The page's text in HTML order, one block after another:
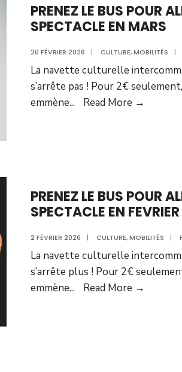
PRENEZ LE BUS POUR
SPECTACLE EN MARS
20 FÉVRIER 2026 | CULTURE,MOBILITÉS |
La navette culturelle
s’arrête pas ! Pour 2€
emmène... Read More →
PRENEZ LE BUS POUR
SPECTACLE EN FEVRIER
2 FÉVRIER 2026 | CULTURE,MOBILITÉS |
La navette culturelle
s’arrête plus ! Pour 2€
emmène... Read More →